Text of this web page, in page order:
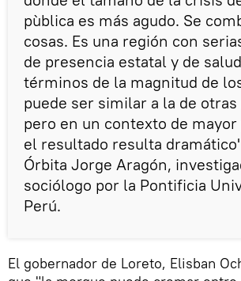
pùblica es más agudo. Se
cosas. Es una región con
de presencia estatal y de
términos de la magnitud de
puede ser similar a la de
pero en un contexto de
el resultado resulta
Órbita Jorge Aragón,
sociólogo por la Pontificia
Perú.
El gobernador de Loreto, Elisban